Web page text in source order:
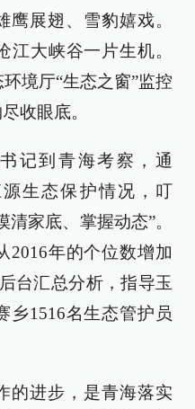
展翅、雪豹嬉戏。
江大峡谷一片生机。
境厅“生态之窗”监控
收眼底。
记到青海考察，通
生态保护情况，叮
家底、掌握动态”。
2016年的个位数增加
台汇总分析，指导玉
乡1516名生态管护员
的进步，是青海落实